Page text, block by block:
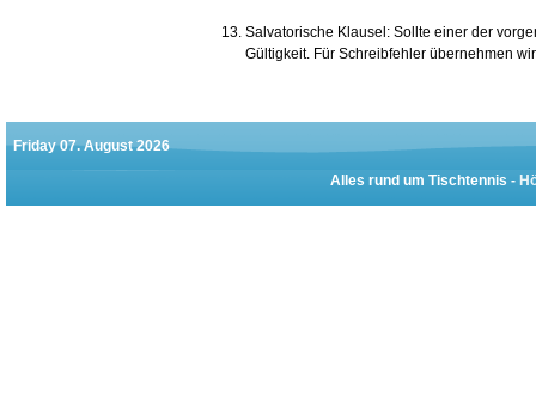
Salvatorische Klausel: Sollte einer der
Gültigkeit. Für Schreibfehler übernehmen
Friday 07. August 2026
Alles rund um Tischtennis -